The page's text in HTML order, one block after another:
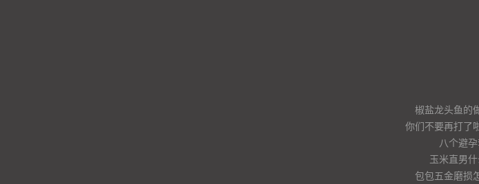
椒盐龙头鱼的
你们不要再打了
八个避
玉米直男
包包五金磨损